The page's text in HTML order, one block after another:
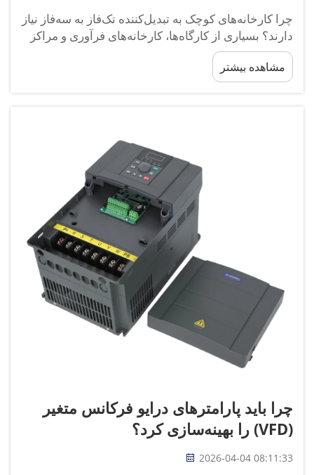
چرا کارخانه‌های کوچک به تبدیل‌کننده تک‌فاز به سه‌فاز نیاز
دارند؟ بسیاری از کارگاه‌ها، کارخانه‌های فرآوری و مراکز
صنعتی سبک فقط دارای برق تک‌فاز هستند، در حالی که
اکثر موتورهای کارآمد تولیدی با برق سه‌فاز کار می‌کنند.
این عدم تطابق مجبور می‌کند صاحبان...
مشاهده بیشتر
چرا باید پارامترهای درایو فرکانس متغیر
(VFD) را بهینه‌سازی کرد؟
2026-04-04 08:11:33